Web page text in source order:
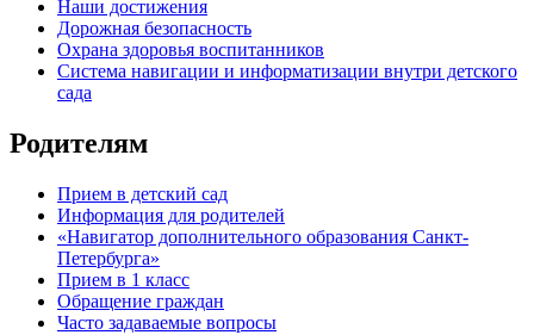
Наши достижения
Дорожная безопасность
Охрана здоровья воспитанников
Система навигации и информатизации внутри детского
сада
Родителям
Прием в детский сад
Информация для родителей
«Навигатор дополнительного образования Санкт-
Петербурга»
Прием в 1 класс
Обращение граждан
Часто задаваемые вопросы